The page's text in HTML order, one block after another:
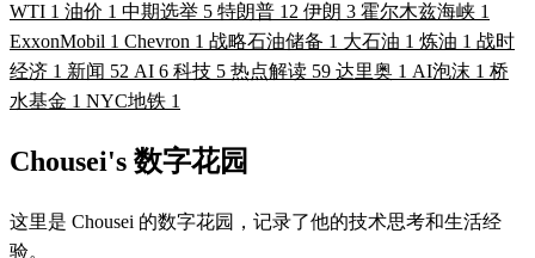
WTI 1 油价 1 中期选举 5 特朗普 12 伊朗 3 霍尔木兹海峡 1
ExxonMobil 1 Chevron 1 战略石油储备 1 大石油 1 炼油 1 战时
经济 1 新闻 52 AI 6 科技 5 热点解读 59 达里奥 1 AI泡沫 1 桥
水基金 1 NYC地铁 1
Chousei's 数字花园
这里是 Chousei 的数字花园，记录了他的技术思考和生活经
验。